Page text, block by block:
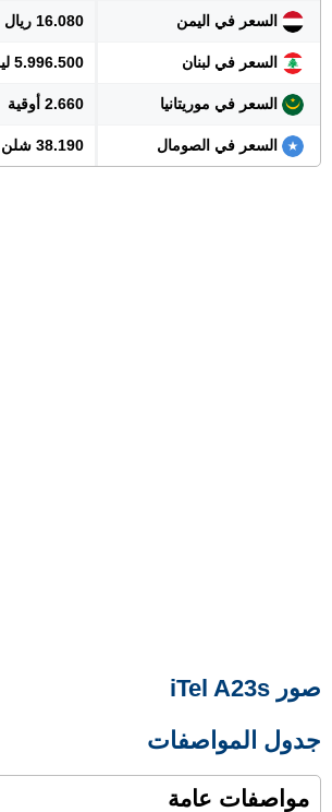
السعر في اليمن 16.080 ريال
السعر في لبنان 5.996.500 ليرة
السعر في موريتانيا 2.660 أوقية
السعر في الصومال 38.190 شلن
صور iTel A23s
جدول المواصفات
مواصفات عامة